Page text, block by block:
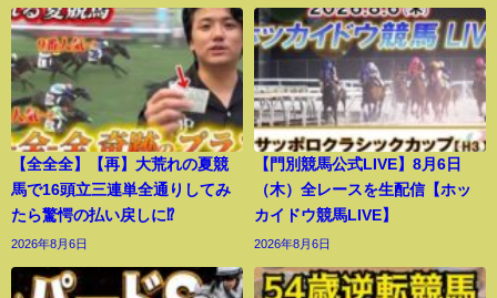
【全全全】【再】大荒れの夏競
馬で16頭立三連単全通りしてみ
たら驚愕の払い戻しに⁉︎
2026年8月6日
【門別競馬公式LIVE】8月6日
（木）全レースを生配信【ホッ
カイドウ競馬LIVE】
2026年8月6日